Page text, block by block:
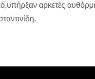
αρκετές